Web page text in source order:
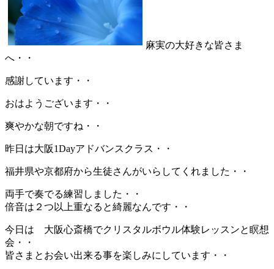
麻実の大好きな皆さま
へ・・
感謝しています・・
おはようございます・・
爽やかな朝ですね・・
昨日は大阪1Dayアドバンスクラス・・
福井県や京都府から生徒さんがいらしてくれました・・
両手で奏でる練習しました・・
倍音は２つ以上重なると綺麗なんです・・
今日は 大阪心斎橋でクリスタルボウル体験レッスンと瞑想
会・・
皆さまとお会い出来る事を楽しみにしています・・